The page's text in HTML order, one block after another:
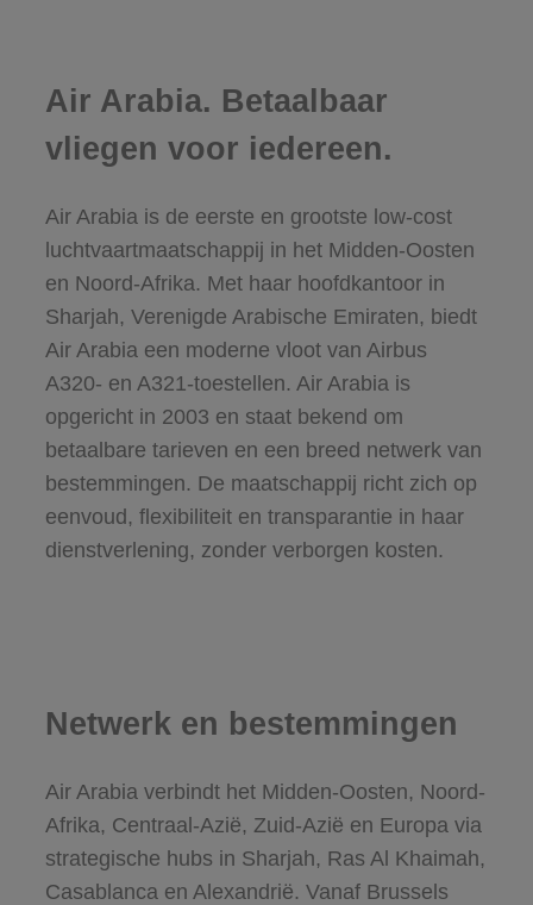
Air Arabia. Betaalbaar
vliegen voor iedereen.
Air Arabia is de eerste en grootste low-cost
luchtvaartmaatschappij in het Midden-Oosten
en Noord-Afrika. Met haar hoofdkantoor in
Sharjah, Verenigde Arabische Emiraten, biedt
Air Arabia een moderne vloot van Airbus
A320- en A321-toestellen. Air Arabia is
opgericht in 2003 en staat bekend om
betaalbare tarieven en een breed netwerk van
bestemmingen. De maatschappij richt zich op
eenvoud, flexibiliteit en transparantie in haar
dienstverlening, zonder verborgen kosten.
Netwerk en bestemmingen
Air Arabia verbindt het Midden-Oosten, Noord-
Afrika, Centraal-Azië, Zuid-Azië en Europa via
strategische hubs in Sharjah, Ras Al Khaimah,
Casablanca en Alexandrië. Vanaf Brussels